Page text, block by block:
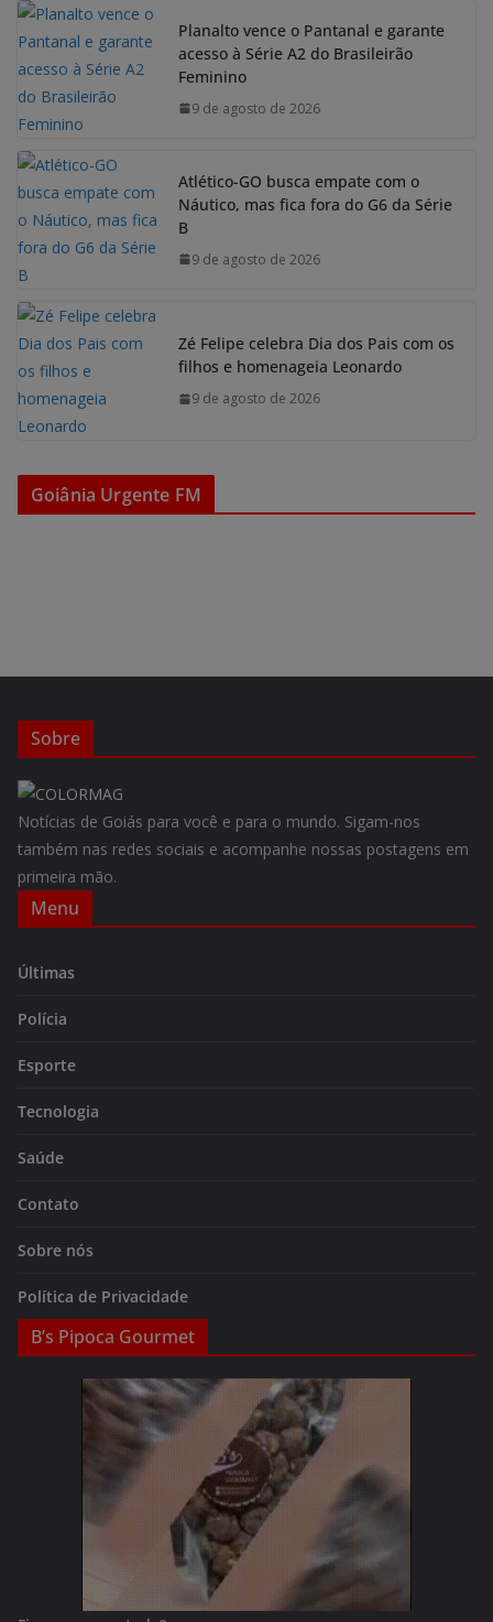
Planalto vence o Pantanal e garante
acesso à Série A2 do Brasileirão
Feminino
9 de agosto de 2026
Atlético-GO busca empate com o
Náutico, mas fica fora do G6 da Série
B
9 de agosto de 2026
Zé Felipe celebra Dia dos Pais com os
filhos e homenageia Leonardo
9 de agosto de 2026
Goiânia Urgente FM
Sobre
Notícias de Goiás para você e para o mundo. Sigam-nos
também nas redes sociais e acompanhe nossas postagens em
primeira mão.
Menu
Últimas
Polícia
Esporte
Tecnologia
Saúde
Contato
Sobre nós
Política de Privacidade
B’s Pipoca Gourmet